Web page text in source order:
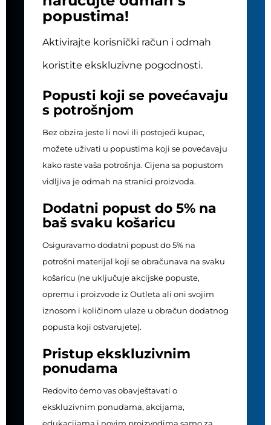
popustima!
Aktivirajte korisnički račun i odmah
koristite ekskluzivne pogodnosti.
Popusti koji se povećavaju
s potrošnjom
Bez obzira jeste li novi ili postojeći kupac,
možete uživati u popustima koji se povećavaju
kako raste vaša potrošnja. Cijena sa popustom
vidljiva je odmah na stranici proizvoda.
Dodatni popust do 5% na
baš svaku košaricu
Osiguravamo dodatni popust do 5% na
potrošni materijal koji se obračunava na svaku
košaricu (ne uključuje akcijske popuste,
opremu i proizvode iz Outleta ali oni svojim
iznosom i količinom ulaze u obračun dodatnog
popusta koji ostvarujete).
Pristup ekskluzivnim
ponudama
Redovito ćemo vas obavještavati o
ekskluzivnim ponudama, akcijama,